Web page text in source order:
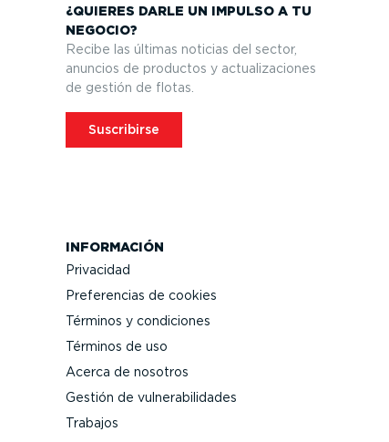
¿QUIERES DARLE UN IMPULSO A TU
NEGOCIO?
Recibe las últimas noticias del sector,
anuncios de productos y actua­li­za­ciones
de gestión de flotas.
Suscribirse
INFORMACIÓN
Privacidad
Prefe­rencias de cookies
Términos y condiciones
Términos de uso
Acerca de nosotros
Gestión de vulne­ra­bi­li­dades
Trabajos